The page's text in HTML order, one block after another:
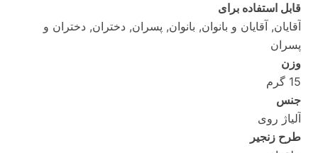
قابل استفاده برای
آقایان, آقایان و بانوان, بانوان, پسران, دختران, دختران و
پسران
وزن
15 گرم
جنس
آلیاژ روی
طرح زنجیر